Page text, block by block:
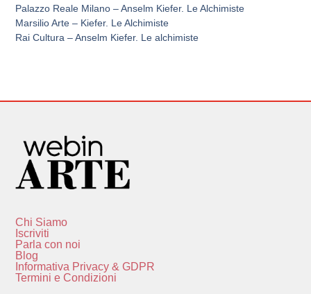
Palazzo Reale Milano – Anselm Kiefer. Le Alchimiste
Marsilio Arte – Kiefer. Le Alchimiste
Rai Cultura – Anselm Kiefer. Le alchimiste
Chi Siamo
Iscriviti
Parla con noi
Blog
Informativa Privacy & GDPR
Termini e Condizioni